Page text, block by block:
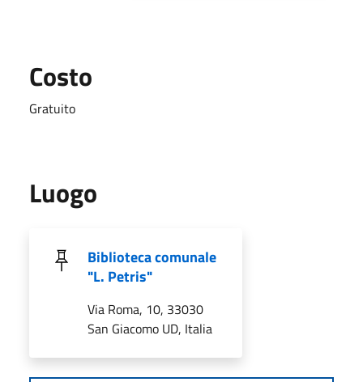
Costo
Gratuito
Luogo
Biblioteca comunale
"L. Petris"
Via Roma, 10, 33030
San Giacomo UD, Italia